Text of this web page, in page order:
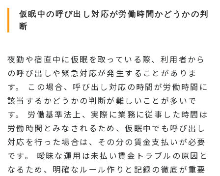
仮眠中の呼び出し対応が労働時間かどうかの判
断
夜勤や宿直中に仮眠を取っている際、利用者から
の呼び出しや緊急対応が発生することがありま
す。 この場合、呼び出し対応の時間が労働時間に
該当するかどうかの判断が難しいことが多いで
す。 労働基準法上、実際に業務に従事した時間は
労働時間とみなされるため、仮眠中でも呼び出し
対応を行った場合は、その分の賃金支払いが必要
です。 曖昧な運用は未払い賃金トラブルの原因と
なるため、明確なルール作りと記録の徹底が重要